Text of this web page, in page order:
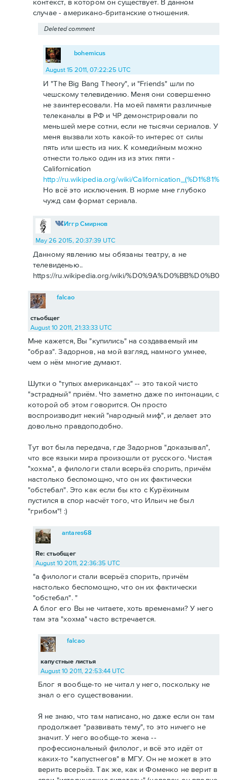
контекст, в котором он существует. В данном
случае - американо-британские отношения.
Deleted comment
bohemicus
August 15 2011, 07:22:25 UTC
И "The Big Bang Theory", и "Friends" шли по
чешскому телевидению. Меня они совершенно
не заинтересовали. На моей памяти различные
телеканалы в РФ и ЧР демонстрировали по
меньшей мере сотни, если не тысячи сериалов. У
меня вызвали хоть какой-то интерес от силы
пять или шесть из них. К комедийным можно
отнести только один из из этих пяти -
Californication
http://ru.wikipedia.org/wiki/
Но всё это исключения. В норме мне глубоко
чужд сам формат сериала.
Иггр Смирнов
May 26 2015, 20:37:39 UTC
Данному явлению мы обязаны театру, а не
телевиденью..
https://ru.wikipedia.org/wiki/
стьобщег
falcao
August 10 2011, 21:33:33 UTC
Мне кажется, Вы "купились" на создаваемый им
"образ". Задорнов, на мой взгляд, намного умнее,
чем о нём многие думают.
Шутки о "тупых американцах" -- это такой чисто
"эстрадный" приём. Что заметно даже по интонации, с
которой об этом говорится. Он просто
воспроизводит некий "народный миф", и делает это
довольно правдоподобно.
Тут вот была передача, где Задорнов "доказывал",
что все языки мира произошли от русского. Чистая
"хохма", а филологи стали всерьёз спорить, причём
настолько беспомощно, что он их фактически
"обстебал". Это как если бы кто с Курёхиным
пустился в спор насчёт того, что Ильич не был
"грибом"! :)
Re: стьобщег
antares68
August 10 2011, 22:36:35 UTC
"а филологи стали всерьёз спорить, причём
настолько беспомощно, что он их фактически
"обстебал". "
А блог его Вы не читаете, хоть временами? У него
там эта "хохма" часто встречается.
капустные листья
falcao
August 10 2011, 22:53:44 UTC
Блог я вообще-то не читал у него, поскольку не
знал о его существовании.
Я не знаю, что там написано, но даже если он там
продолжает "развивать тему", то это ничего не
значит. У него вообще-то жена --
профессиональный филолог, и всё это идёт от
каких-то "капустнегов" в МГУ. Он не может в это
верить всерьёз. Так же, как и Фоменко не верит в